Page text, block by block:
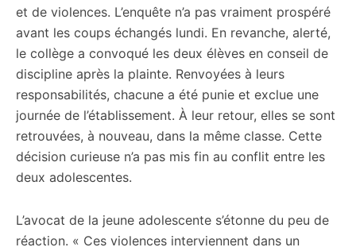
et de violences. L’enquête n’a pas vraiment prospéré
avant les coups échangés lundi. En revanche, alerté,
le collège a convoqué les deux élèves en conseil de
discipline après la plainte. Renvoyées à leurs
responsabilités, chacune a été punie et exclue une
journée de l’établissement. À leur retour, elles se sont
retrouvées, à nouveau, dans la même classe. Cette
décision curieuse n’a pas mis fin au conflit entre les
deux adolescentes.
L’avocat de la jeune adolescente s’étonne du peu de
réaction. « Ces violences interviennent dans un